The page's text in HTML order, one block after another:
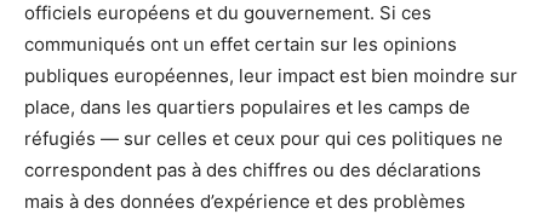
officiels européens et du gouvernement. Si ces
communiqués ont un effet certain sur les opinions
publiques européennes, leur impact est bien moindre sur
place, dans les quartiers populaires et les camps de
réfugiés — sur celles et ceux pour qui ces politiques ne
correspondent pas à des chiffres ou des déclarations
mais à des données d’expérience et des problèmes